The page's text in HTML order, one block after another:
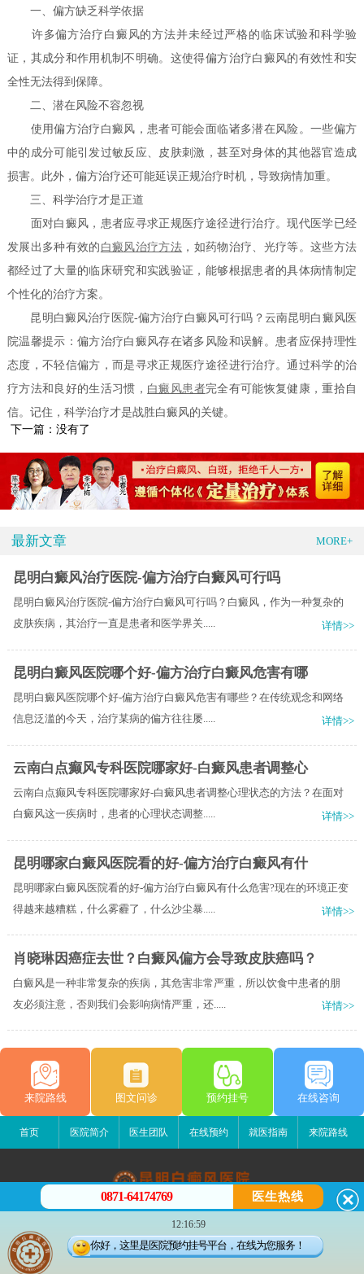
一、偏方缺乏科学依据
许多偏方治疗白癜风的方法并未经过严格的临床试验和科学验
证，其成分和作用机制不明确。这使得偏方治疗白癜风的有效性和安
全性无法得到保障。
二、潜在风险不容忽视
使用偏方治疗白癜风，患者可能会面临诸多潜在风险。一些偏方
中的成分可能引发过敏反应、皮肤刺激，甚至对身体的其他器官造成
损害。此外，偏方治疗还可能延误正规治疗时机，导致病情加重。
三、科学治疗才是正道
面对白癜风，患者应寻求正规医疗途径进行治疗。现代医学已经
发展出多种有效的 白癜风治疗方法 ，如药物治疗、光疗等。这些方法
都经过了大量的临床研究和实践验证，能够根据患者的具体病情制定
个性化的治疗方案。
昆明白癜风治疗医院-偏方治疗白癜风可行吗？云南昆明白癜风医
院温馨提示：偏方治疗白癜风存在诸多风险和误解。患者应保持理性
态度，不轻信偏方，而是寻求正规医疗途径进行治疗。通过科学的治
疗方法和良好的生活习惯， 白癜风患者完全有可能恢复健康，重拾自
信。记住，科学治疗才是战胜白癜风的关键。
下一篇：没有了
最新文章 MORE+
昆明白癜风治疗医院-偏方治疗白癜风可行吗
昆明白癜风治疗医院-偏方治疗白癜风可行吗？白癜风，作为一种复杂的
皮肤疾病，其治疗一直是患者和医学界关.....
详情>>
昆明白癜风医院哪个好-偏方治疗白癜风危害有哪
昆明白癜风医院哪个好-偏方治疗白癜风危害有哪些？在传统观念和网络
信息泛滥的今天，治疗某病的偏方往往屡.....
详情>>
云南白点癫风专科医院哪家好-白癜风患者调整心
云南白点癫风专科医院哪家好-白癜风患者调整心理状态的方法？在面对
白癜风这一疾病时，患者的心理状态调整.....
详情>>
昆明哪家白癜风医院看的好-偏方治疗白癜风有什
昆明哪家白癜风医院看的好-偏方治疗白癜风有什么危害?现在的环境正变
得越来越糟糕，什么雾霾了，什么沙尘暴.....
详情>>
肖晓琳因癌症去世？白癜风偏方会导致皮肤癌吗？
白癜风是一种非常复杂的疾病，其危害非常严重，所以饮食中患者的朋
友必须注意，否则我们会影响病情严重，还.....
详情>>
来院路线 图文问诊 预约挂号 在线咨询
首页 医院简介 医生团队 在线预约 就医指南 来院路线
昆明白癜风医院
昆明市五华区护国路2号
版权所有：昆明白癜风医院
0871-64174769 医生热线
12:16:59
你好，这里是医院预约挂号平台，在线为您服务！